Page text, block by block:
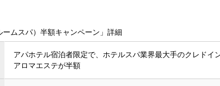
ムスパ）半額キャンペーン」詳細
アパホテル宿泊者限定で、ホテルスパ業界最大手のクレドイ
アロマエステが半額